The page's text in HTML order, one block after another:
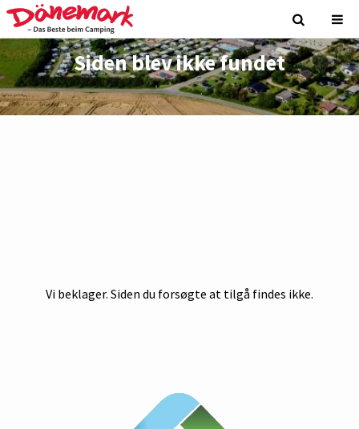
Siden blev ikke fundet
Vi beklager. Siden du forsøgte at tilgå findes ikke.